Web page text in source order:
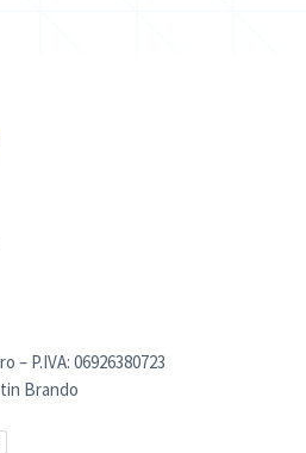
P.IVA: 06926380723
Brando